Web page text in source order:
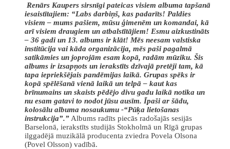
Renārs Kaupers sirsnīgi pateicas visiem albuma tapšanā
iesaistītajiem: “Labs darbiņš, kas padarīts! Paldies
visiem – mums pašiem, mūsu ģimenēm un komandai, kā
arī visiem draugiem un atbalstītājiem! Esmu aizkustināts
– 36 gadi un 13. albums ir klāt! Mēs neesam valstiska
institūcija vai kāda organizācija, mēs paši pagalmā
satikāmies un joprojām esam kopā, radām mūziku. Šis
albums ir izsapņots un ierakstīts dzīvajā pretēji tam, kā
tapa iepriekšējais pandēmijas laikā. Grupas spēks ir
kopā spēlēšanā vienā laikā un telpā – kaut kas
brīnumains un skaists pēdējo divu gadu laikā notika un
nu esam gatavi to nodot jūsu ausīm. Īpaši ar šādu,
kolosālu albuma nosaukumu -“Pūķa lietošanas
instrukcija”.” Albums radīts piecās radošajās sesijās
Barselonā, ierakstīts studijās Stokholmā un Rīgā grupas
ilggadējā muzikālā producenta zviedra Povela Olsona
(Povel Olsson) vadībā.